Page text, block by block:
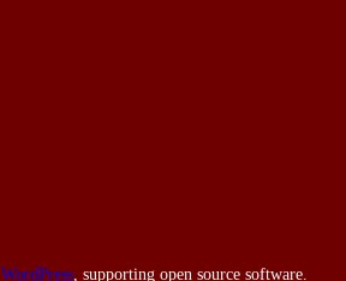
WordPress, supporting open source software.